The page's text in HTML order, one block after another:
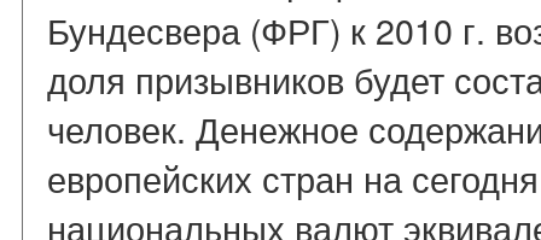
Бундесвера (ФРГ) к 2010 г.
доля призывников будет
человек. Денежное
европейских стран на
национальных валют